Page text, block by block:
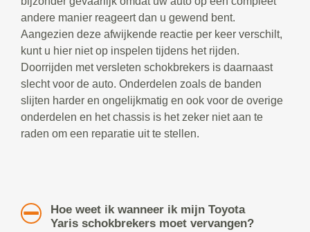
andere manier reageert dan u gewend bent.
Aangezien deze afwijkende reactie per keer verschilt,
kunt u hier niet op inspelen tijdens het rijden.
Doorrijden met versleten schokbrekers is daarnaast
slecht voor de auto. Onderdelen zoals de banden
slijten harder en ongelijkmatig en ook voor de overige
onderdelen en het chassis is het zeker niet aan te
raden om een reparatie uit te stellen.
Hoe weet ik wanneer ik mijn Toyota
Yaris schokbrekers moet vervangen?